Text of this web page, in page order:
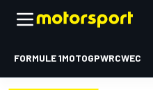
FORMULE 1MOTOGPWRCWEC